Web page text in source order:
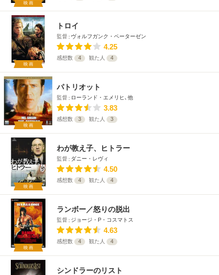
映画
映画
トロイ
監督 ヴォルフガンク・ペーターゼン
4.25
感想数 4 観た人 4
映画
パトリオット
監督 ローランド・エメリヒ､他
3.83
感想数 3 観た人 3
映画
わが教え子、ヒトラー
監督 ダニー・レヴィ
4.50
感想数 4 観た人 4
映画
ランボー／怒りの脱出
監督 ジョージ・P・コスマトス
4.63
感想数 4 観た人 4
シンドラーのリスト